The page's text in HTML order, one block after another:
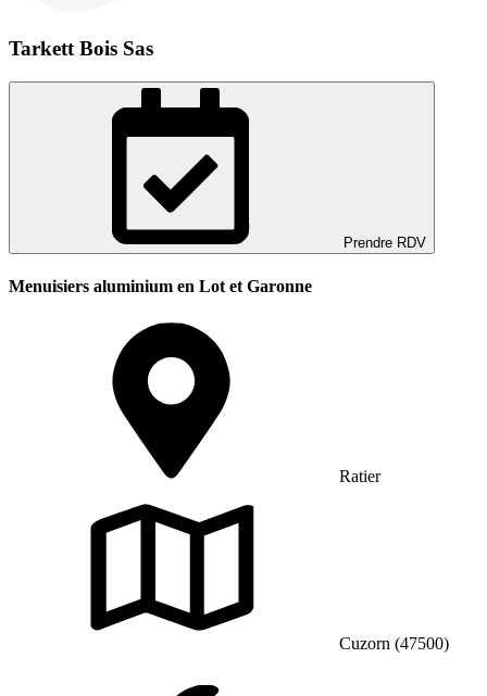
Tarkett Bois Sas
Prendre RDV
Menuisiers aluminium en Lot et Garonne
Ratier
Cuzorn (47500)